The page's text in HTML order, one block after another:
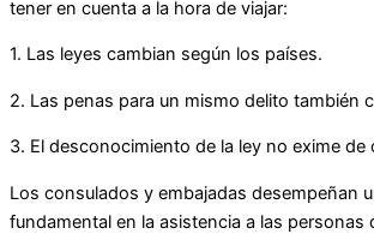
tener en cuenta a la hora de viajar:
1. Las leyes cambian según los países.
2. Las penas para un mismo delito también
3. El desconocimiento de la ley no exime de
Los consulados y embajadas desempeñan
fundamental en la asistencia a las personas